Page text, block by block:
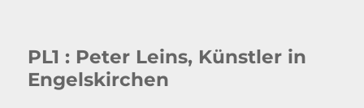
PL1 : Peter Leins, Künstler in
Engelskirchen